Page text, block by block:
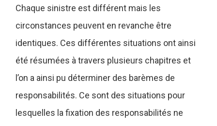
Chaque sinistre est différent mais les
circonstances peuvent en revanche être
identiques. Ces différentes situations ont ainsi
été résumées à travers plusieurs chapitres et
l’on a ainsi pu déterminer des barèmes de
responsabilités. Ce sont des situations pour
lesquelles la fixation des responsabilités ne